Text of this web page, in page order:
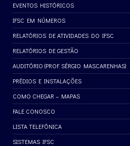
EVENTOS HISTÓRICOS
IFSC EM NÚMEROS
RELATÓRIOS DE ATIVIDADES DO IFSC
RELATÓRIOS DE GESTÃO
AUDITÓRIO (PROF. SÉRGIO MASCARENHAS)
PRÉDIOS E INSTALAÇÕES
COMO CHEGAR – MAPAS
FALE CONOSCO
LISTA TELEFÔNICA
SISTEMAS IFSC